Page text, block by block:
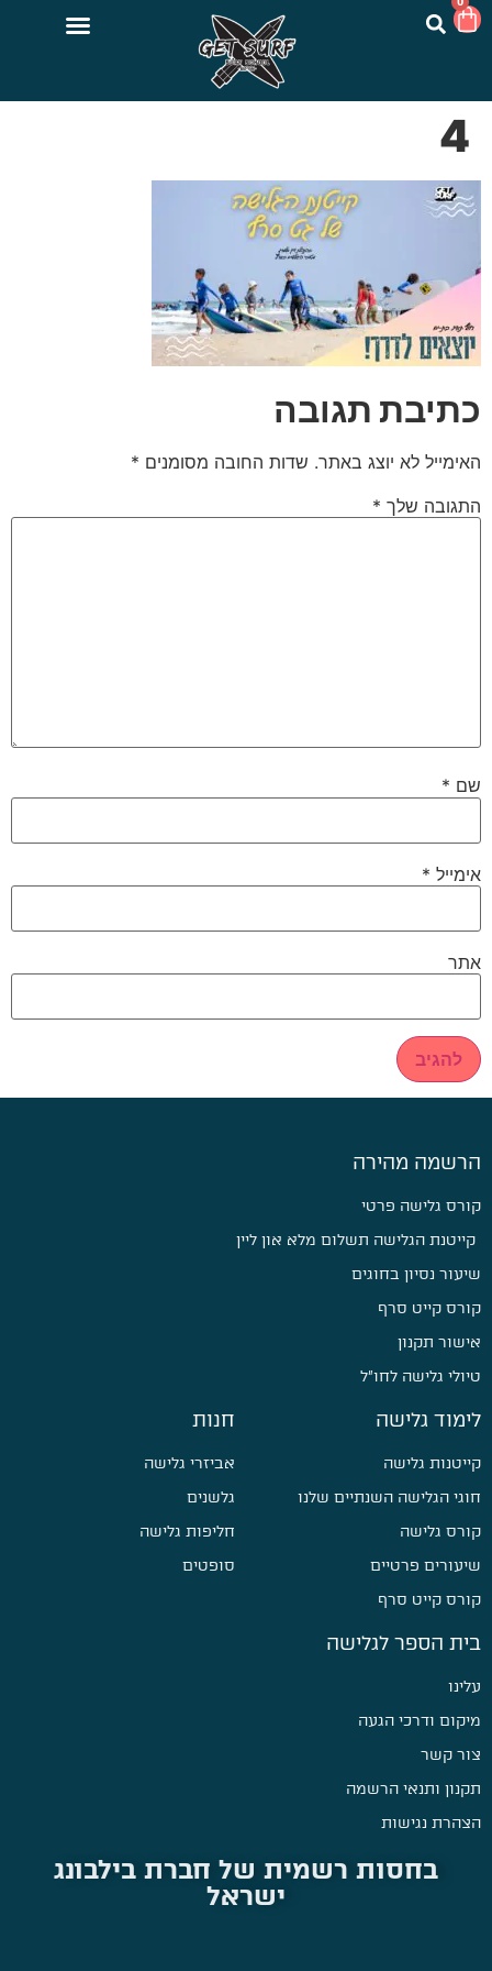
4
כתיבת תגובה
האימייל לא יוצג באתר. שדות החובה מסומנים *
התגובה שלך *
שם *
אימייל *
אתר
הרשמה מהירה
קורס גלישה פרטי
קייטנת הגלישה תשלום מלא און ליין
שיעור נסיון בחוגים
קורס קייט סרף
אישור תקנון
טיולי גלישה לחו״ל
לימוד גלישה
קייטנות גלישה
חוגי הגלישה השנתיים שלנו
קורס גלישה
שיעורים פרטיים
קורס קייט סרף
חנות
אביזרי גלישה
גלשנים
חליפות גלישה
סופטים
בית הספר לגלישה
עלינו
מיקום ודרכי הגעה
צור קשר
תקנון ותנאי הרשמה
הצהרת נגישות
בחסות רשמית של חברת בילבונג
ישראל